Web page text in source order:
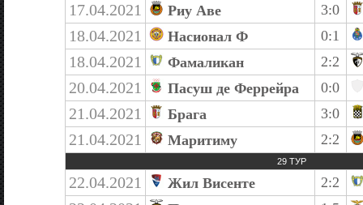
17.04.2021 Риу Аве 3:0
18.04.2021 Насионал Ф 0:1
18.04.2021 Фамаликан 2:2
20.04.2021 Пасуш де Феррейра 0:0
21.04.2021 Брага 3:0
21.04.2021 Маритиму 2:2
29 ТУР
22.04.2021 Жил Висенте 2:2